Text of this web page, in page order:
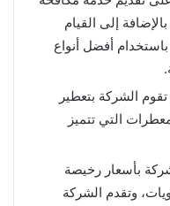
إلى القيام
أفضل أنواع
الشركة بتعطير
التي تتميز
بأسعار رخيصة
وتقدم الشركة